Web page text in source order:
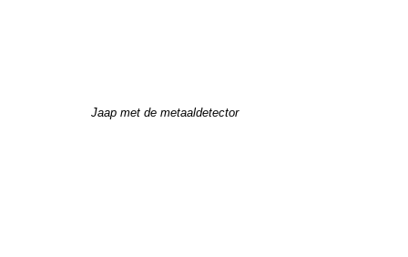
Jaap met de metaaldetector